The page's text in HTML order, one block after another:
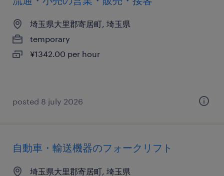
埼玉県大里郡寄居町, 埼玉県
temporary
¥1342.00 per hour
posted 8 july 2026
自動車・輸送機器のフォークリフト
埼玉県大里郡寄居町, 埼玉県